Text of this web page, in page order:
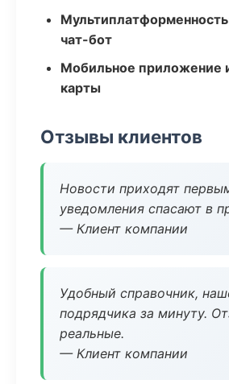
чат-бот
Мобильное приложение
карты
Отзывы клиентов
Новости приходят
уведомления спасают в
— Клиент компании
Удобный справочник,
подрядчика за минуту.
реальные.
— Клиент компании